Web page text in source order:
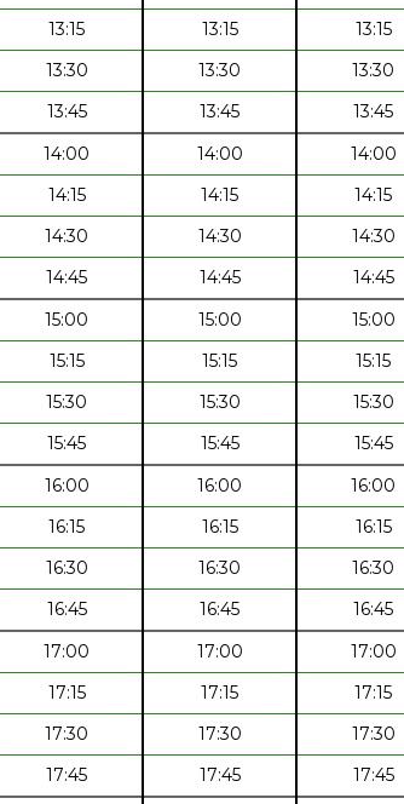
13:15
13:15 13:15
13:30
13:30 13:30
13:45
13:45 13:45
14:00
14:00 14:00
14:15
14:15 14:15
14:30
14:30 14:30
14:45
14:45 14:45
15:00
15:00 15:00
15:15
15:15 15:15
15:30
15:30 15:30
15:45
15:45 15:45
16:00
16:00 16:00
16:15
16:15 16:15
16:30
16:30 16:30
16:45
16:45 16:45
17:00
17:00 17:00
17:15
17:15 17:15
17:30
17:30 17:30
17:45
17:45 17:45